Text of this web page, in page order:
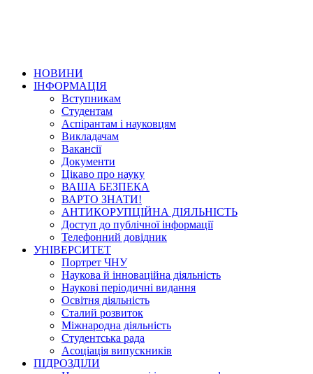
НОВИНИ
ІНФОРМАЦІЯ
Вступникам
Студентам
Аспірантам і науковцям
Викладачам
Вакансії
Документи
Цікаво про науку
ВАША БЕЗПЕКА
ВАРТО ЗНАТИ!
АНТИКОРУПЦІЙНА ДІЯЛЬНІСТЬ
Доступ до публічної інформації
Телефонний довідник
УНІВЕРСИТЕТ
Портрет ЧНУ
Наукова й інноваційна діяльність
Наукові періодичні видання
Освітня діяльність
Сталий розвиток
Міжнародна діяльність
Студентська рада
Асоціація випускників
ПІДРОЗДІЛИ